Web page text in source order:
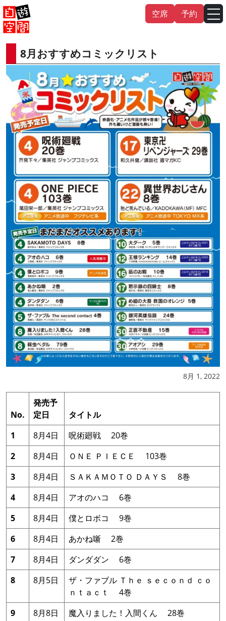
Skip
to
content
空席 予約
8月おすすめコミックリスト
8月 1, 2022
No.
発売予
定日
タイトル
1
8月4日
呪術廻戦 20巻
2
8月4日
ＯＮＥ ＰＩＥＣＥ 103巻
3
8月4日
ＳＡＫＡＭＯＴＯ ＤＡＹＳ 8巻
4
8月4日
アオのハコ 6巻
5
8月4日
僕とロボコ 9巻
6
8月4日
あかね噺 2巻
7
8月4日
ダンダダン 6巻
8
8月5日
ザ・ファブル Ｔｈｅ ｓｅｃｏｎｄ ｃｏ
ｎｔａｃｔ 4巻
9
8月8日
魔入りました！入間くん 28巻
English 中文（繁體） 中文（简体）
한국어
日本語